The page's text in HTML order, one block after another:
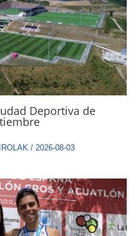
Deportiva de
/ 2026-08-03